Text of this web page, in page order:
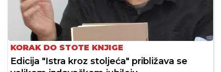
KORAK DO STOTE KNJIGE
Edicija "Istra kroz stoljeća" približava se